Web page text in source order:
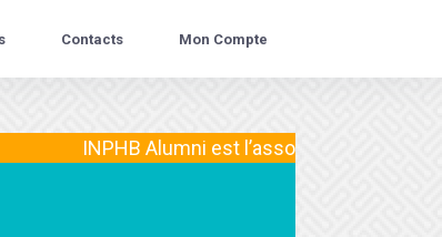
Contacts Mon Compte
Alumni est l’association des diplômés de